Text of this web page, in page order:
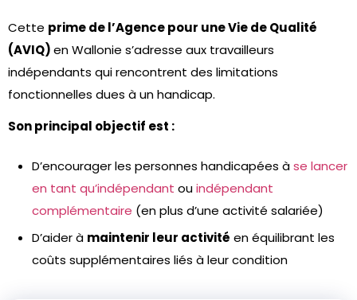
Cette prime de l’Agence pour une Vie de Qualité
(AVIQ)en Wallonie s’adresse aux travailleurs
indépendants qui rencontrent des limitations
fonctionnelles dues à un handicap.
Son principal objectif est :
D’encourager les personnes handicapées àse lancer
en tant qu’indépendant ouindépendant
complémentaire (en plus d’une activité salariée)
D’aider à maintenir leur activité en équilibrant les
coûts supplémentaires liés à leur condition